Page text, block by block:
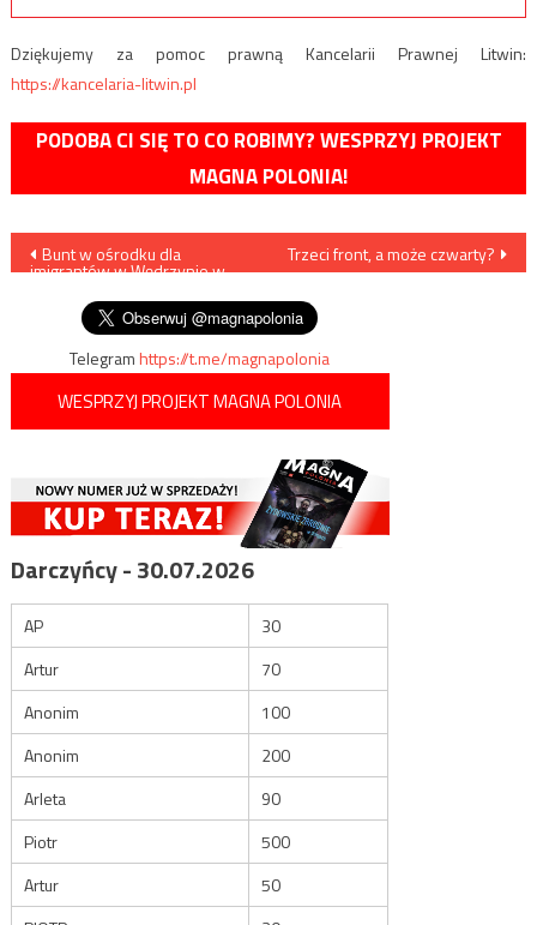
Dziękujemy za pomoc prawną Kancelarii Prawnej Litwin:
https://kancelaria-litwin.pl
PODOBA CI SIĘ TO CO ROBIMY? WESPRZYJ PROJEKT
MAGNA POLONIA!
Nawigacja
wpisu
Bunt w ośrodku dla
imigrantów w Wędrzynie w
Trzeci front, a może czwarty?
Telegramhttps://t.me/magnapolonia
WESPRZYJ PROJEKT MAGNA POLONIA
Darczyńcy - 30.07.2026
AP
30
Artur
70
Anonim
100
Anonim
200
Arleta
90
Piotr
500
Artur
50